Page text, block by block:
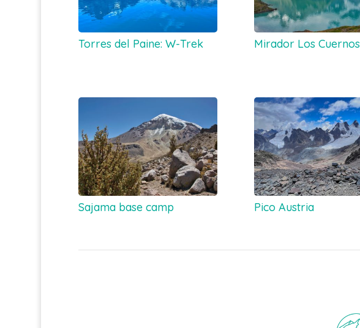
Torres del Paine: W-Trek Mirador Los Cuernos
Sajama base camp Pico Austria